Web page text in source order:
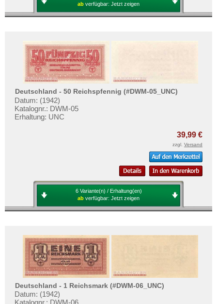
ab verfügbar: Jetzt zeigen
Deutschland - 50 Reichspfennig (#DWM-05_UNC)
Datum: (1942)
Katalognr.: DWM-05
Erhaltung: UNC
39,99 €
zzgl. Versand
6 Variante(n) / Erhaltung(en)
ab verfügbar: Jetzt zeigen
Deutschland - 1 Reichsmark (#DWM-06_UNC)
Datum: (1942)